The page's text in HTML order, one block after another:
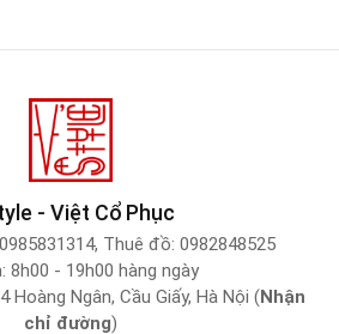
- Việt Cổ Phục
, Thuê đồ: 0982848525
8h00 - 19h00 hàng ngày
Hoàng Ngân, Cầu Giấy, Hà Nội (Nhận
chỉ đường)